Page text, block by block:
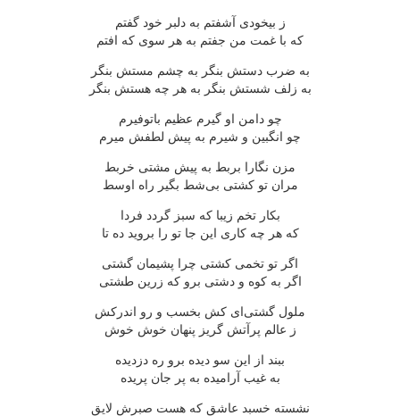
ز بیخودی آشفتم به دلبر خود گفتم
كه با غمت من جفتم به هر سوی كه افتم
به ضرب دستش بنگر به چشم مستش بنگر
به زلف شستش بنگر به هر چه هستش بنگر
چو دامن او گیرم عظیم باتوفیرم
چو انگبین و شیرم به پیش لطفش میرم
مزن نگارا بربط به پیش مشتی خربط
مران تو كشتی بی‌شط بگیر راه اوسط
بكار تخم زیبا كه سبز گردد فردا
كه هر چه كاری این جا تو را بروید ده تا
اگر تو تخمی كشتی چرا پشیمان گشتی
اگر به كوه و دشتی برو كه زرین طشتی
ملول گشتی‌ای كش بخسب و رو اندركش
ز عالم پرآتش گریز پنهان خوش خوش
ببند از این سو دیده برو ره دزدیده
به غیب آرامیده به پر جان پریده
نشسته خسبد عاشق كه هست صبرش لایق